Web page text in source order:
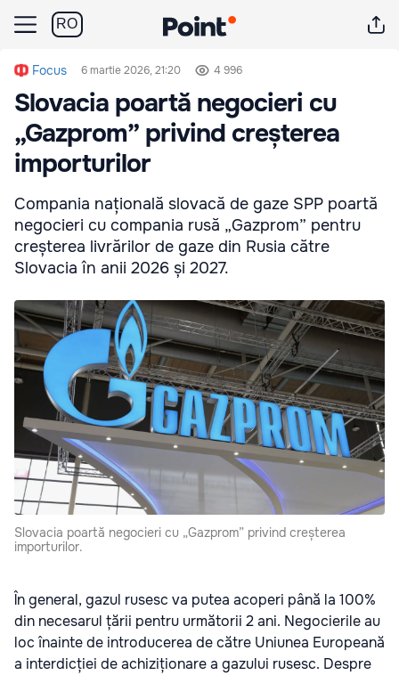
RO
Focus 6 martie 2026, 21:20 4 996
Slovacia poartă negocieri cu
„Gazprom” privind creșterea
importurilor
Compania națională slovacă de gaze SPP poartă
negocieri cu compania rusă „Gazprom” pentru
creșterea livrărilor de gaze din Rusia către
Slovacia în anii 2026 și 2027.
Slovacia poartă negocieri cu „Gazprom” privind creșterea
importurilor.
În general, gazul rusesc va putea acoperi până la 100%
din necesarul țării pentru următorii 2 ani. Negocierile au
loc înainte de introducerea de către Uniunea Europeană
a interdicției de achiziționare a gazului rusesc. Despre